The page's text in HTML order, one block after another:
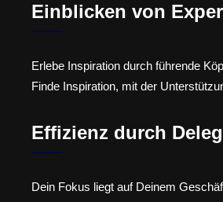
Einblicken von
Erlebe Inspiration durch führende
Finde Inspiration, mit der
Effizienz durch
Dein Fokus liegt auf Deinem